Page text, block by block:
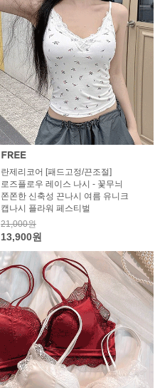
란제리코어 [패드고정/끈조절]
로즈플로우 레이스 나시 - 꽃무늬
쫀쫀한 신축성 끈나시 여름 유니크
캡나시 플라워 페스티벌
21,000원
13,900원